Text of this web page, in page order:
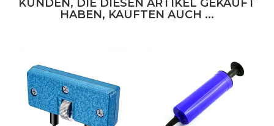
KUNDEN, DIE DIESEN ARTIKEL GEKAUFT
HABEN, KAUFTEN AUCH ...